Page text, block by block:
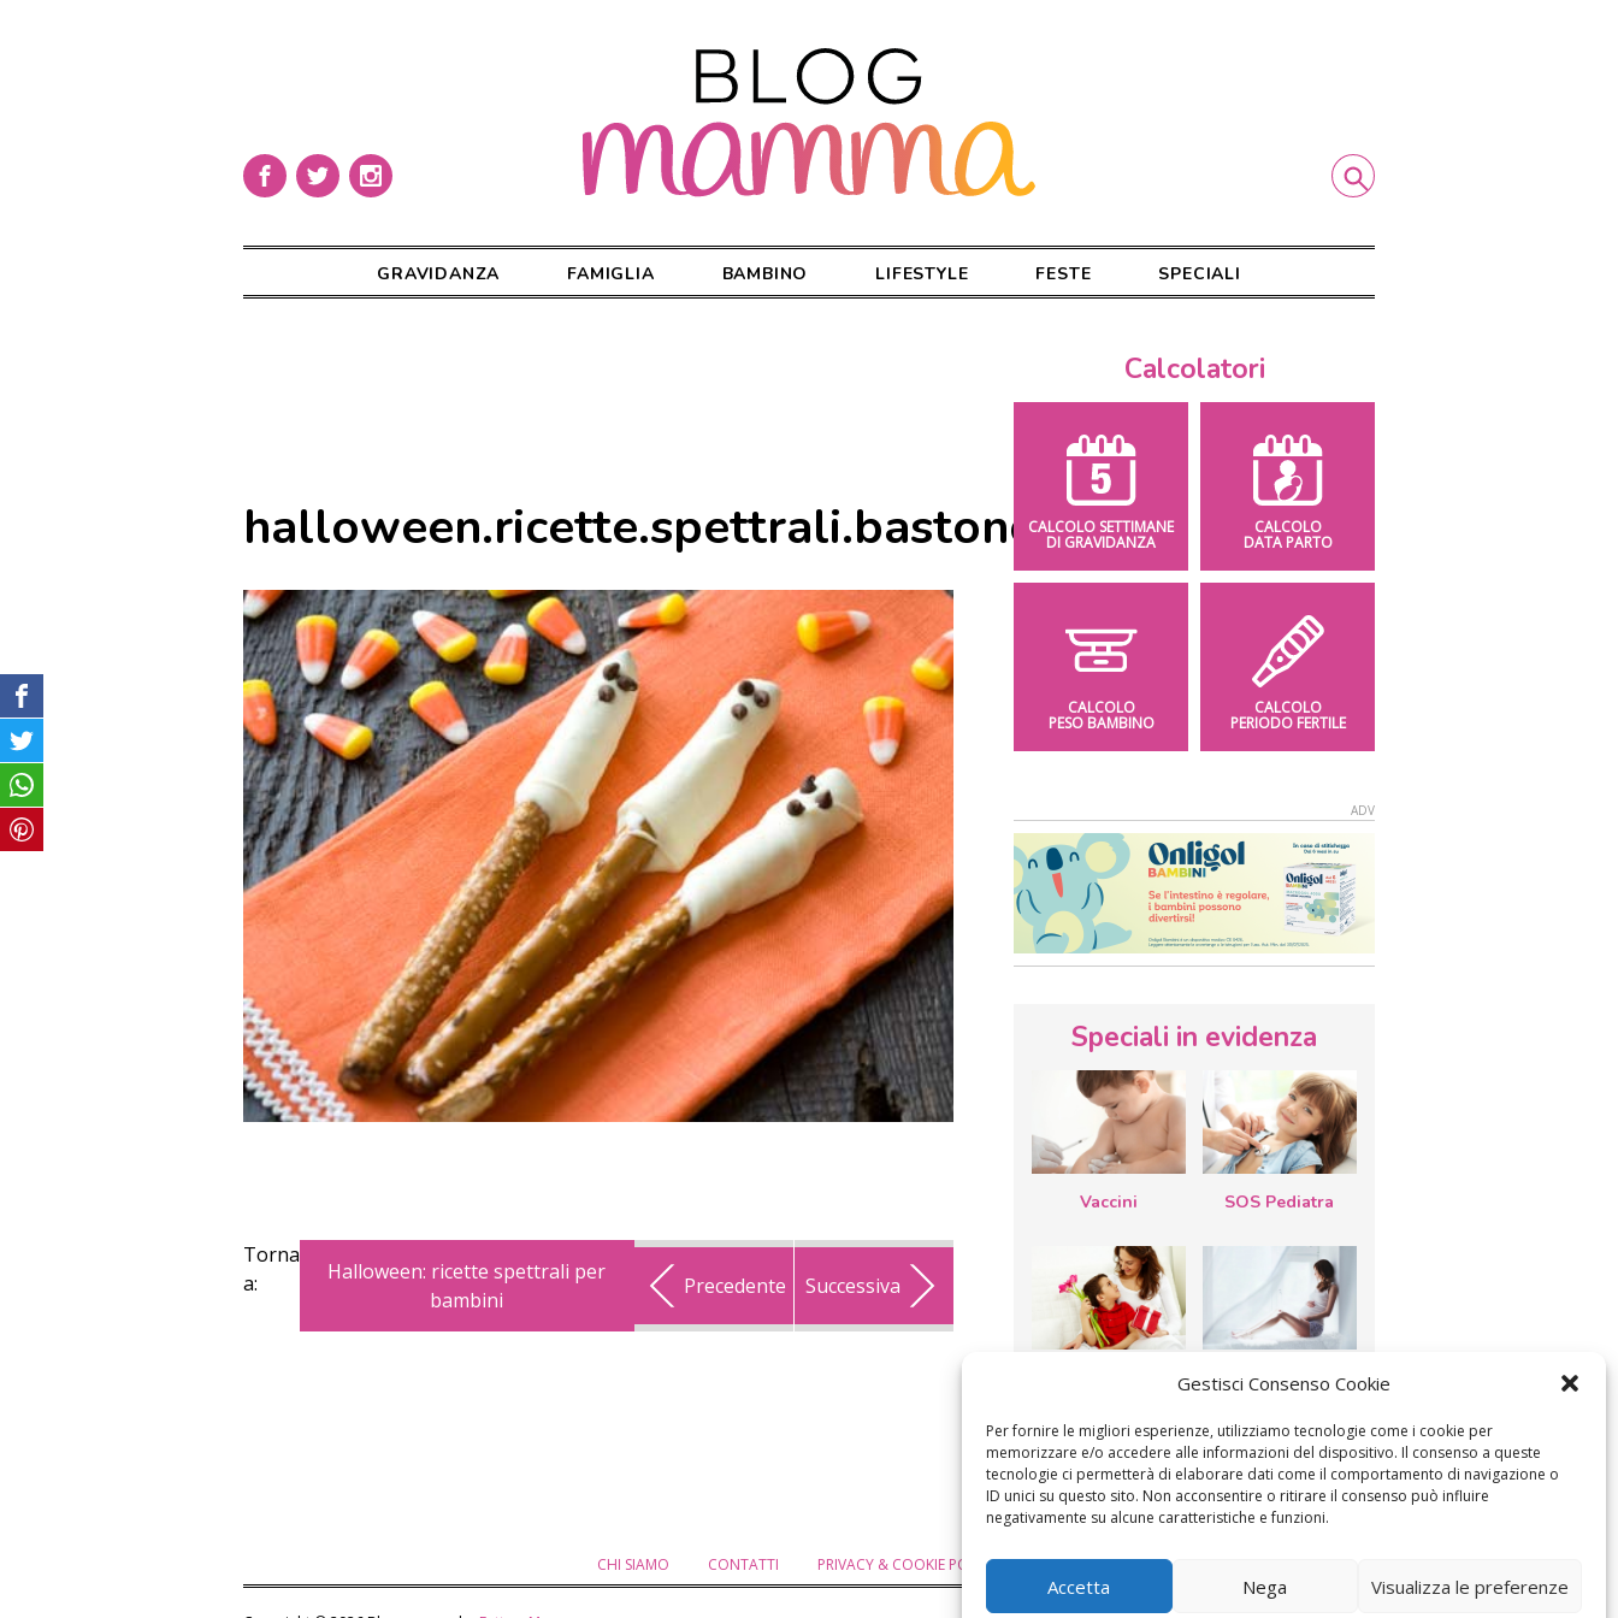
Gestisci Consenso Cookie
Per fornire le migliori esperienze, utilizziamo tecnologie come i cookie per
memorizzare e/o accedere alle informazioni del dispositivo. Il consenso a queste
tecnologie ci permetterà di elaborare dati come il comportamento di navigazione o
ID unici su questo sito. Non acconsentire o ritirare il consenso può influire
negativamente su alcune caratteristiche e funzioni.
Accetta Nega Visualizza le preferenze
GRAVIDANZA FAMIGLIA BAMBINO LIFESTYLE FESTE SPECIALI
halloween.ricette.spettrali.bastoncini
Torna
a:
Halloween: ricette spettrali per
bambini
Precedente Successiva
Calcolatori
CALCOLO SETTIMANE
DI GRAVIDANZA
CALCOLO
DATA PARTO
CALCOLO
PESO BAMBINO
CALCOLO
PERIODO FERTILE
Speciali in evidenza
Vaccini SOS Pediatra
mamma: lavoretti,
filastrocche
Le settimane di
gravidanza
CHI SIAMO CONTATTI PRIVACY & COOKIE POLICY MODIFICA IL CONSENSO